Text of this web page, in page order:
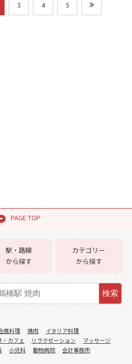
3 4 5
PAGE TOP
駅・路線
から探す
カテゴリー
から探す
検索
席料理 焼肉
イタリア料理
・カフェ リラクゼーション
マッサージ
小児科 動物病院
会計事務所